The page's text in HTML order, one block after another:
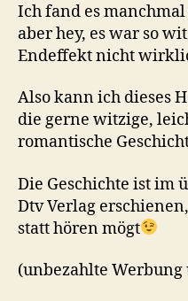
Ich fand es
aber hey, es war so
Endeffekt nicht
Also kann ich dieses
die gerne witzige,
romantische
Die Geschichte ist im
Dtv Verlag
statt hören mögt
(unbezahlte Werbung